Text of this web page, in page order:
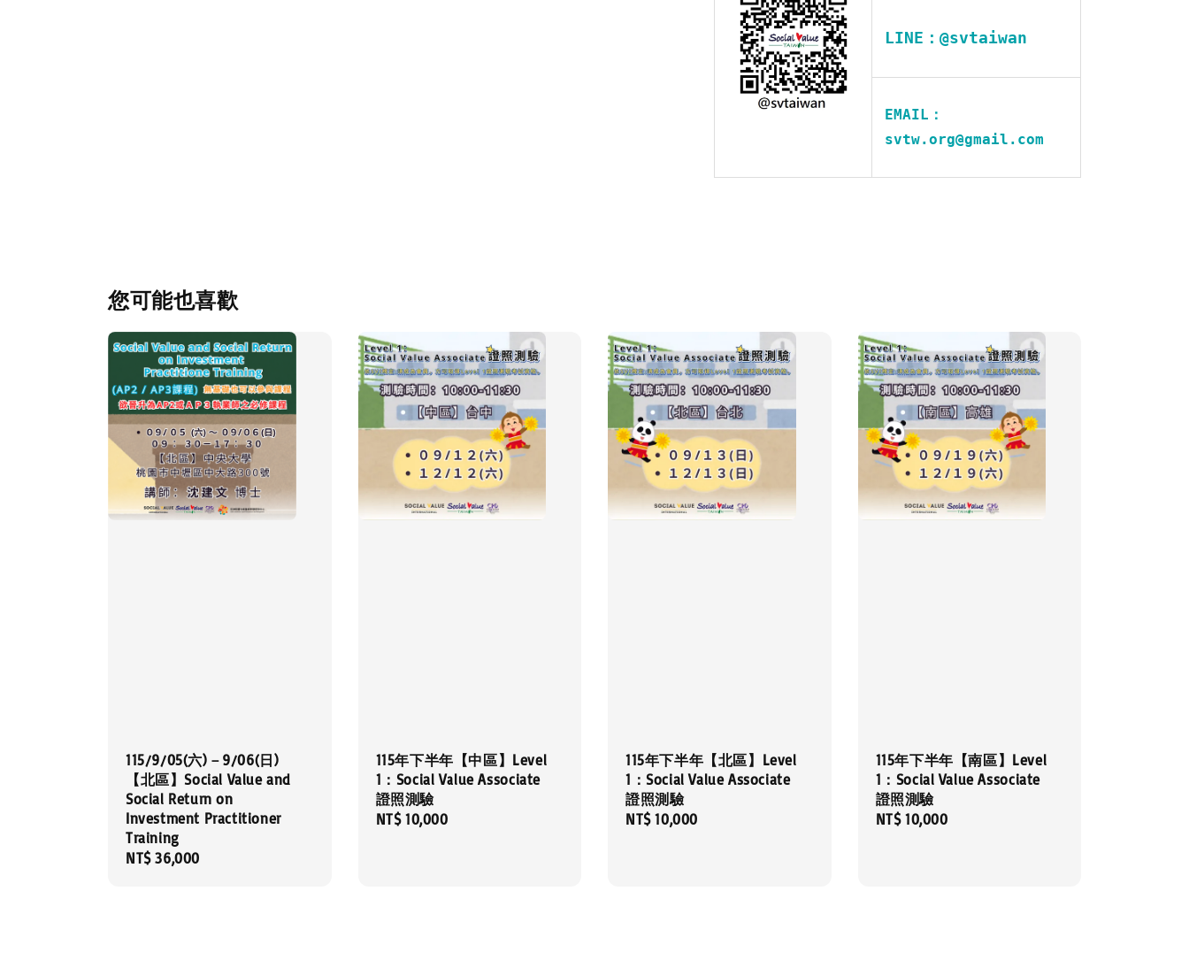
LINE：@svtaiwan
EMAIL：
svtw.org@gmail.com
您可能也喜歡
115/9/05(六)－9/06(日)
【北區】Social Value and
Social Return on
Investment Practitioner
Training
Regular
NT$ 36,000
115年下半年【中區】Level
1：Social Value Associate
證照測驗
Regular
NT$ 10,000
115年下半年【北區】Level
1：Social Value Associate
證照測驗
Regular
NT$ 10,000
115年下半年【南區】Level
1：Social Value Associate
證照測驗
Regular
NT$ 10,000